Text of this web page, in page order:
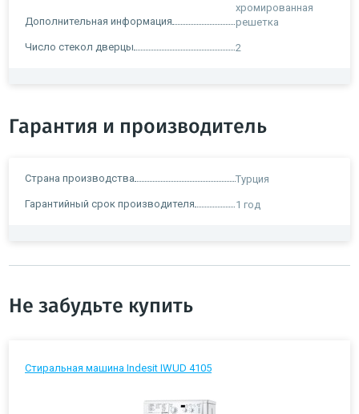
Дополнительная информация
хромированная
решетка
Число стекол дверцы 2
Гарантия и производитель
Страна производства Турция
Гарантийный срок производителя 1 год
Не забудьте купить
Стиральная машина Indesit IWUD 4105